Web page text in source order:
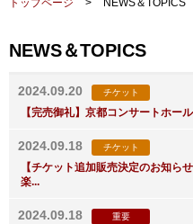
トップページ > NEWS＆TOPICS
NEWS＆TOPICS
2024.09.20 チケット
【完売御礼】京都コンサートホー
2024.09.18 チケット
【チケット追加販売決定のお知ら
楽...
2024.09.18 重要